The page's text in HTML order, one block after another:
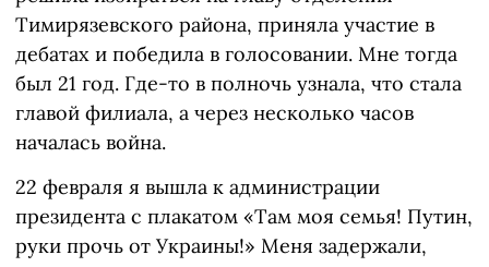
Тимирязевского района, приняла участие в
дебатах и победила в голосовании. Мне тогда
был 21 год. Где-то в полночь узнала, что стала
главой филиала, а через несколько часов
началась война.
22 февраля я вышла к администрации
президента с плакатом «Там моя семья! Путин,
руки прочь от Украины!» Меня задержали,